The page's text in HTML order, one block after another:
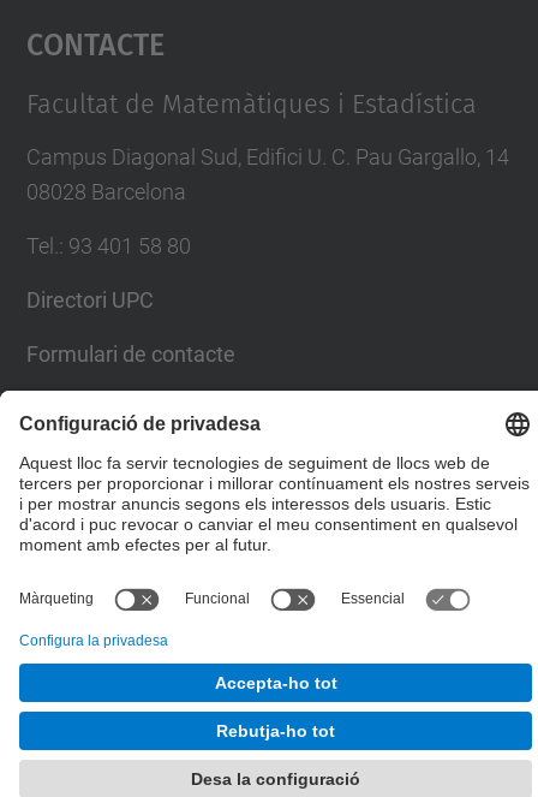
powered by
Contacte
Facultat de Matemàtiques i Estadística
Campus Diagonal Sud, Edifici U. C. Pau Gargallo, 14
08028 Barcelona
Tel. : 93 401 58 80
Directori UPC
Formulari de contacte
Llista Xarxes Socials
© UPC Facultat de Matemàtiques i Estadí­stica.
Desenvolupat amb
Mapa del lloc
Accessibilitat
Avís legal
Configuració de privadesa